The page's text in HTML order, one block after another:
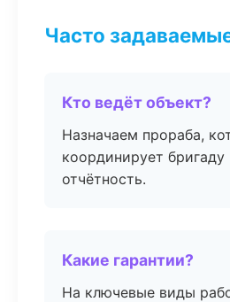
Часто
Кто ведёт объект?
Назначаем прораба,
координирует бригаду
отчётность.
Какие гарантии?
На ключевые виды